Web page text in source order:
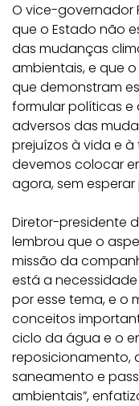
O vice-governador
que o Estado não
das mudanças
ambientais, e que
que demonstram
formular políticas e
adversos das
prejuízos à vida e
devemos colocar
agora, sem
Diretor-presidente
lembrou que o
missão da
está a
por esse tema, e o
conceitos
ciclo da água e o
reposicionamento,
saneamento e
ambientais”,